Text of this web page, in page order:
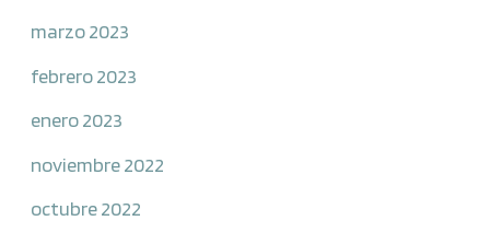
marzo 2023
febrero 2023
enero 2023
noviembre 2022
octubre 2022